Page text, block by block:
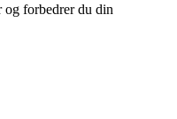
og forbedrer du din